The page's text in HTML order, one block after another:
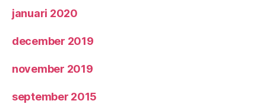
januari 2020
december 2019
november 2019
september 2015